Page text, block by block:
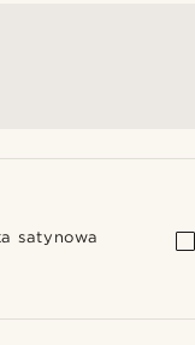
satynowa